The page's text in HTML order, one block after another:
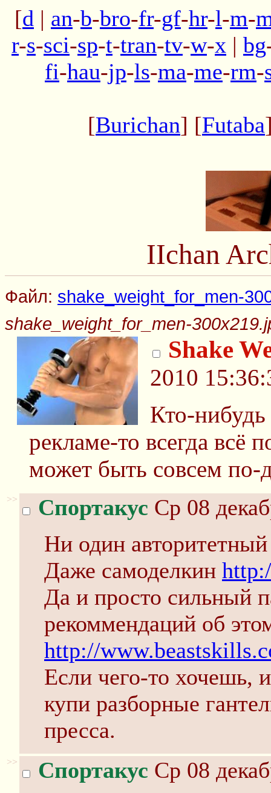
[d | an-b-bro-fr-gf-hr-l-m-
r-s-sci-sp-t-tran-tv-w-x | bg
fi-hau-jp-ls-ma-me-rm-
[Burichan] [Futaba
IIchan
Файл: shake_weight_for_men-
shake_weight_for_men-
Shake
2010
Кто-нибудь
рекламе-то всегда всё
может быть совсем по-
>> Спортакус Ср 08
Ни один авторитетный
Даже самоделкин
Да и просто сильный
рекоммендаций об
http://
Если чего-то хочешь,
купи разборные
пресса.
>> Спортакус Ср 08